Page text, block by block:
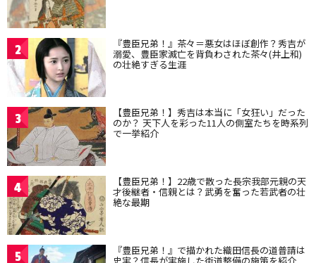
2 『豊臣兄弟！』茶々＝悪女はほぼ創作？秀吉が
溺愛、豊臣家滅亡を背負わされた茶々(井上和)
の壮絶すぎる生涯
3 【豊臣兄弟！】秀吉は本当に「女狂い」だった
のか？ 天下人を彩った11人の側室たちを時系列
で一挙紹介
4 【豊臣兄弟！】22歳で散った長宗我部元親の天
才後継者・信親とは？武勇を奮った若武者の壮
絶な最期
5 『豊臣兄弟！』で描かれた織田信長の道普請は
史実？信長が実施した街道整備の施策を紹介